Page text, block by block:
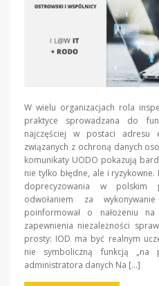
W wielu organizacjach rola
praktyce sprowadzana do
najczęściej w postaci adresu
związanych z ochroną danych
komunikaty UODO pokazują
nie tylko błędne, ale i
doprecyzowania w
odwołaniem za
poinformował o nałożeniu
zapewnienia niezależności
prosty: IOD ma być realnym
nie symboliczną funkcją „na
administratora danych Na […]